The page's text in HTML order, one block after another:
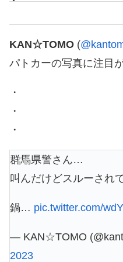
KAN☆TOMO (
パトカーの写真に注目
・
・
・
群馬県警さん…
叫んだけどスルーされ
鍋… pic.twitter.com/
— KAN☆TOMO
2023